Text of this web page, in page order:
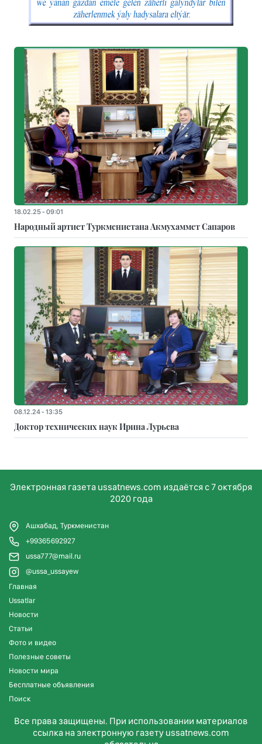
18.02.25 - 09:01
Народный артист Туркменистана Акмухаммет Сапаров
08.12.24 - 13:35
Доктор технических наук Ирина Лурьева
Электронная газета ussatnews.com издаётся с 7 октября
2020 года
Ашхабад, Туркменистан
+99365692927
ussa777@mail.ru
@ussa_ussayew
Главная
Ussatlar
Новости
Статьи
Фото и видео
Полезные советы
Новости мира
Бесплатные объявления
Поиск
Все права защищены. При использовании материалов
ссылка на электронную газету ussatnews.com